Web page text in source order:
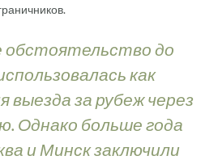
обстоятельство до
как
выезда за рубеж через
Однако больше года
и Минск заключили